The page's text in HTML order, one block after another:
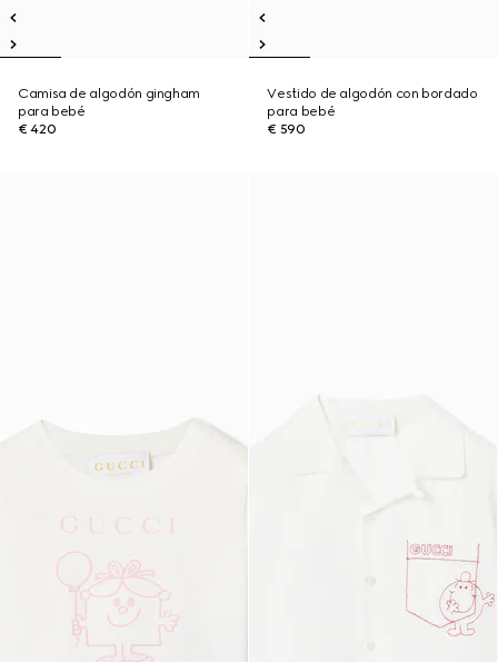
Camisa de algodón gingham
para bebé
€ 420
Vestido de algodón con bordado
para bebé
€ 590